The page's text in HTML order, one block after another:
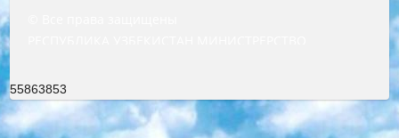
55863853